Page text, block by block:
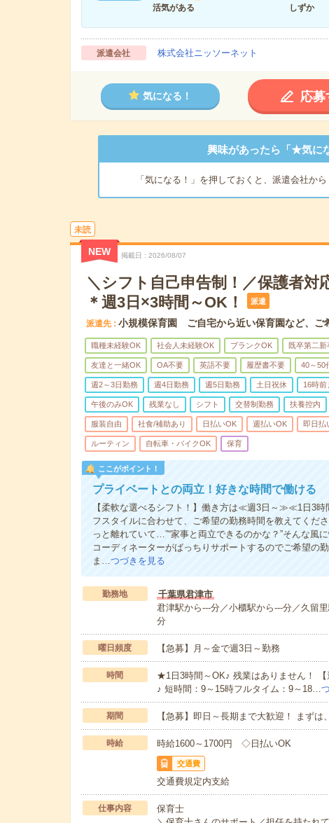
活気がある
しずか
派遣会社 株式会社ニッソーネット
気になる！ 応募
興味があったら「★気に
「気になる！」を押しておくと、派遣会社から
未読
NEW 掲載日 2026/08/07
＼シフト自己申告制！／保護者対
＊週3日×3時間～OK！
派遣
派遣先 小規模保育園 ご自宅から近い保育園など、ご
職種未経験OK 社会人未経験OK ブランクOK 既卒第二新
友達と一緒OK OA不要 英語不要 履歴書不要 40～50
週2～3日勤務 週4日勤務 週5日勤務 土日祝休 16時前
午後のみOK 残業なし シフト 交替制勤務 扶養控内
服装自由 社食/補助あり 日払いOK 週払いOK 即日払
ルーティン 自転車・バイクOK 保育
ここがポイント！
プライベートとの両立！好きな時間で働ける
【柔軟な選べるシフト！】働き方は≪週3日～≫≪1日3
フスタイルに合わせて、ご希望の勤務時間を教えてくだ
っと離れていて…”“家事と両立できるのかな？”そんな風
コーディネーターがばっちりサポートするのでご希望の
ま…つづきを見る
勤務地
千葉県君津市
君津駅から---分／小櫃駅から---分／久留
分
曜日頻度 【急募】月～金で週3日～勤務
時間
★1日3時間～OK♪ 残業はありません！
♪ 短時間：9～15時フルタイム：9～18…
期間 【急募】即日～長期まで大歓迎！ まずは
時給 時給1600～1700円 ◇日払いOK
交通費
交通費規定内支給
仕事内容
保育士